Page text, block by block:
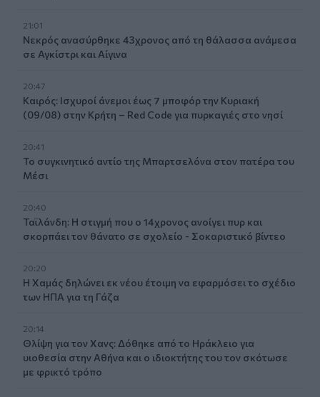
21:01
Νεκρός ανασύρθηκε 43χρονος από τη θάλασσα ανάμεσα
σε Αγκίστρι και Αίγινα
20:47
Καιρός: Ισχυροί άνεμοι έως 7 μποφόρ την Κυριακή
(09/08) στην Κρήτη – Red Code για πυρκαγιές στο νησί
20:41
Το συγκινητικό αντίο της Μπαρτσελόνα στον πατέρα του
Μέσι
20:40
Ταϊλάνδη: Η στιγμή που ο 14χρονος ανοίγει πυρ και
σκορπάει τον θάνατο σε σχολείο - Σοκαριστικό βίντεο
20:20
Η Χαμάς δηλώνει εκ νέου έτοιμη να εφαρμόσει το σχέδιο
των ΗΠΑ για τη Γάζα
20:14
Θλίψη για τον Χανς: Δόθηκε από το Ηράκλειο για
υιοθεσία στην Αθήνα και ο ιδιοκτήτης του τον σκότωσε
με φρικτό τρόπο